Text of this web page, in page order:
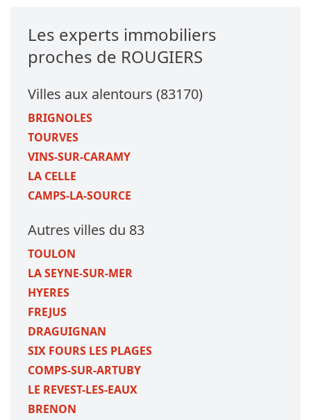
Les experts immobiliers
proches de ROUGIERS
Villes aux alentours (83170)
BRIGNOLES
TOURVES
VINS-SUR-CARAMY
LA CELLE
CAMPS-LA-SOURCE
Autres villes du 83
TOULON
LA SEYNE-SUR-MER
HYERES
FREJUS
DRAGUIGNAN
SIX FOURS LES PLAGES
COMPS-SUR-ARTUBY
LE REVEST-LES-EAUX
BRENON